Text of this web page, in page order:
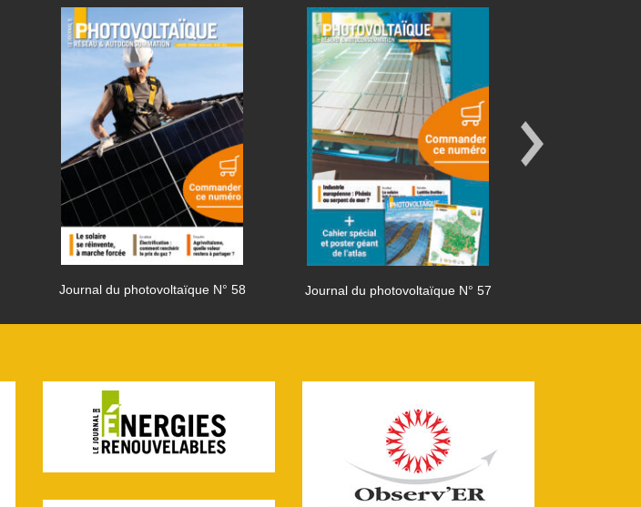
Journal du photovoltaïque N° 58 Journal du photovoltaïque N° 57